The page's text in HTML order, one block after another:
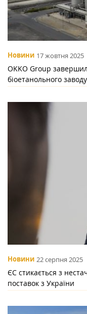
Новини 17 жовтня 2025
OKKO Group
біоетанольного заводу
Новини 22 серпня 2025
ЄС стикається з
поставок з України